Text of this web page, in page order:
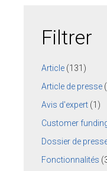
Filtrer
Article (131)
Article de presse
Avis d'expert (1)
Customer
Dossier de
Fonctionnalités